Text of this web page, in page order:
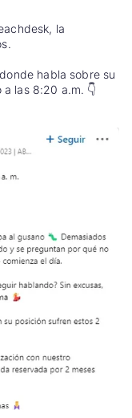
la
habla sobre su
las 8:20 a.m. 👇